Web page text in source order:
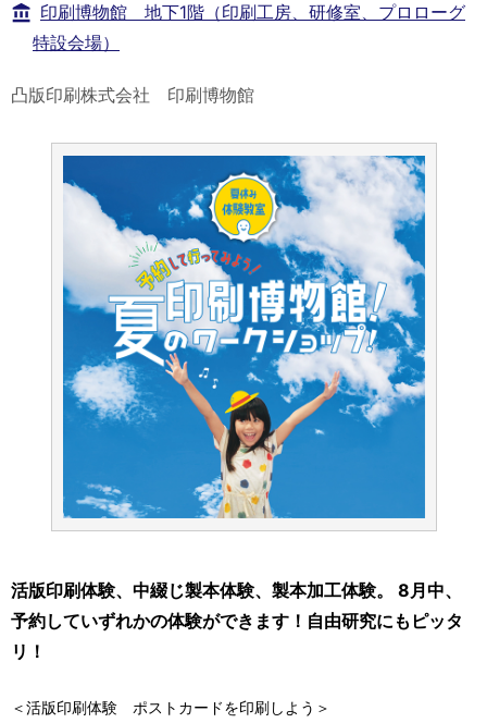
印刷博物館 地下1階（印刷工房、研修室、プロローグ
特設会場）
凸版印刷株式会社 印刷博物館
活版印刷体験、中綴じ製本体験、製本加工体験。 8月中、
予約していずれかの体験ができます！自由研究にもピッタ
リ！
＜活版印刷体験 ポストカードを印刷しよう＞